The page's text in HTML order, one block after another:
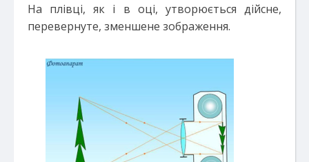
На плівці, як і в оці, утворюється дійсне,
перевернуте, зменшене зображення.